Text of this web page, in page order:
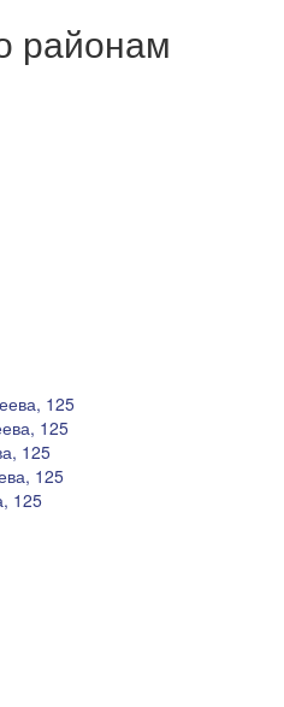
районам
125
125
125
125
125